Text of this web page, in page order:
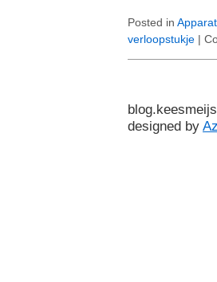
Posted in
verloopstukje |
designed by